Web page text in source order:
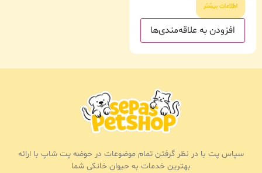
اطلاعات بیشتر
افزودن به علاقه‌مندی‌ها
سپاس پت با در نظر گرفتن تمام موضوعات در حوضه پت شاپ با ارائه
بهترین خدمات به حیوان خانکی شما